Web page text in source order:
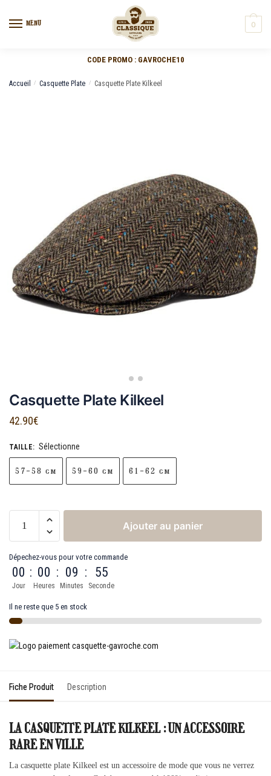
MENU 0
CODE PROMO : GAVROCHE10
Accueil / Casquette Plate / Casquette Plate Kilkeel
Casquette Plate Kilkeel
42.90€
TAILLE: Sélectionne
57-58 cm 59-60 cm 61-62 cm
Ajouter au panier
Dépechez-vous pour votre commande
00
Jour
: 00
Heures
: 09
Minutes
: 55
Seconde
Il ne reste que 5 en stock
Fiche Produit Description
LA CASQUETTE PLATE KILKEEL : UN ACCESSOIRE
RARE EN VILLE
La casquette plate Kilkeel est un accessoire de mode que vous ne verrez